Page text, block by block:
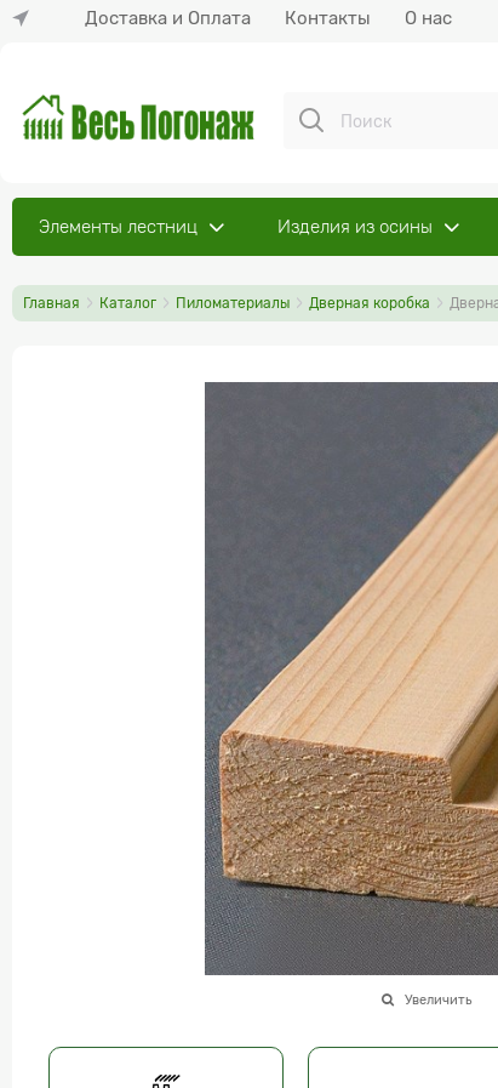
Доставка и Оплата Контакты О нас
Элементы лестниц Изделия из осины
Главная Каталог Пиломатериалы Дверная коробка
Увеличить